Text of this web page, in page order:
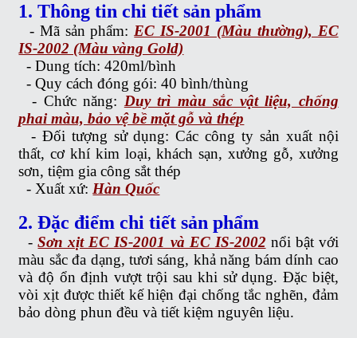
1. Thông tin chi tiết sản phẩm
- Mã sản phẩm:EC IS-2001 (Màu thường), EC
IS-2002 (Màu vàng Gold)
-Dung tích: 420ml/bình
-Quy cách đóng gói: 40 bình/thùng
- Chức năng: Duy trì màu sắc vật liệu, chống
phai màu, bảo vệ bề mặt gỗ và thép
- Đối tượng sử dụng: Các công ty sản xuất nội
thất, cơ khí kim loại, khách sạn, xưởng gỗ, xưởng
sơn, tiệm gia công sắt thép
-Xuất xứ:Hàn Quốc
2. Đặc điểm chi tiết sản phẩm
-Sơn xịt EC IS-2001 và EC IS-2002 nổi bật với
màu sắc đa dạng, tươi sáng, khả năng bám dính cao
và độ ổn định vượt trội sau khi sử dụng. Đặc biệt,
vòi xịt được thiết kế hiện đại chống tắc nghẽn, đảm
bảo dòng phun đều và tiết kiệm nguyên liệu.